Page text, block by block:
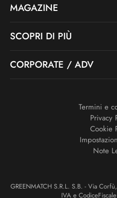
MAGAZINE
SCOPRI DI PIÙ
CORPORATE / ADV
Termini e
Privacy
Cookie
Note
GREENMATCH S.R.L. S.B. - Via
IVA e